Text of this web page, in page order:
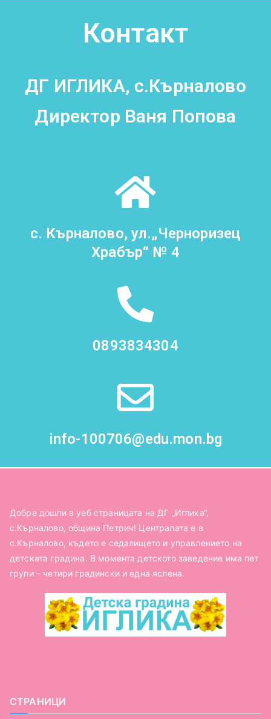
Контакт
ДГ ИГЛИКА, с.Кърналово
Директор Ваня Попова
с. Кърналово, ул.„Черноризец
Храбър“ № 4
0893834304
info-100706@edu.mon.bg
Добре дошли в уеб страницата на ДГ „Иглика“,
с.Кърналово, община Петрич! Централата е в
с.Кърналово, където е седалището и управлението на
детската градина. В момента детското заведение има пет
групи – четири градински и една яслена.
СТРАНИЦИ